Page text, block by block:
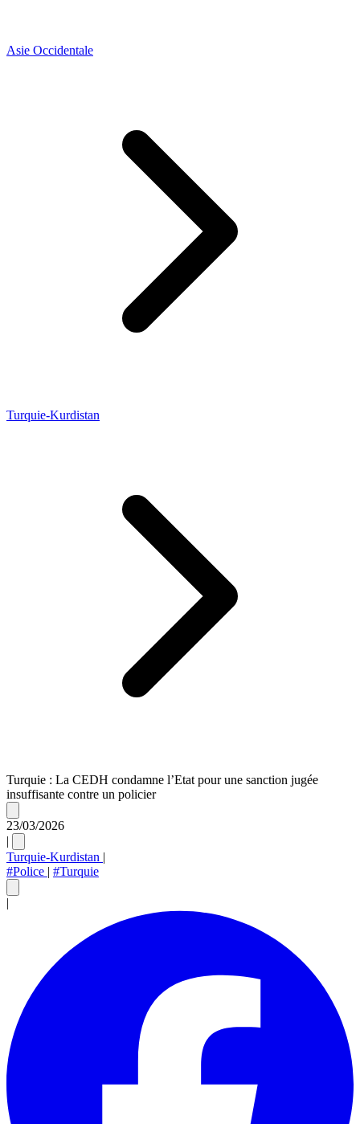
Asie Occidentale
Turquie-Kurdistan
Turquie : La CEDH condamne l’Etat pour une sanction jugée
insuffisante contre un policier
23/03/2026
|
Turquie-Kurdistan |
#Police | #Turquie
|